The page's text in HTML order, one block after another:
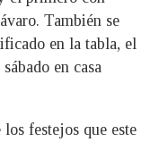
También se
en la tabla, el
en casa
festejos que este